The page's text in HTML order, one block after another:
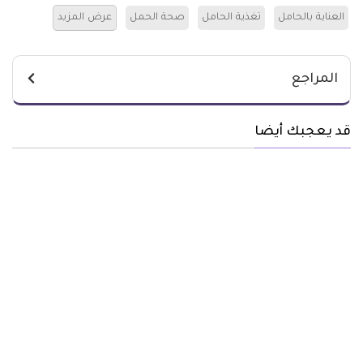
العناية بالحامل تغذية الحامل صحة الحمل عرض المزيد
المراجع
قد يعجبك أيضا